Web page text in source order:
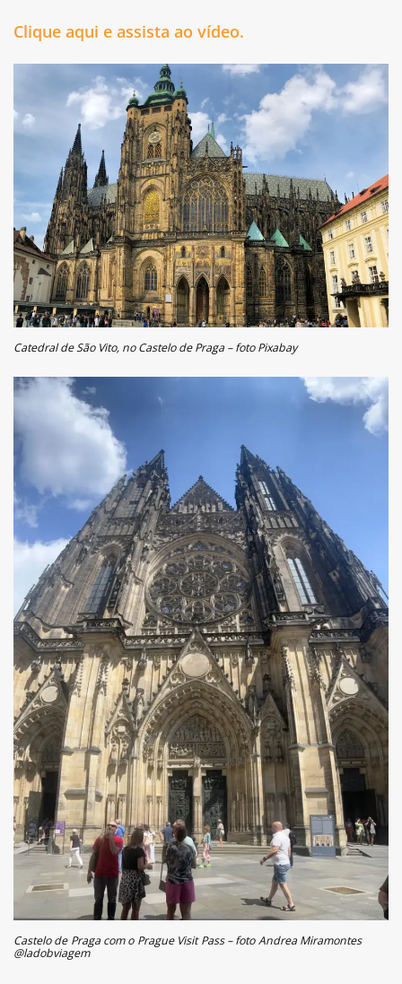
Clique aqui e assista ao vídeo.
Catedral de São Vito, no Castelo de Praga – foto Pixabay
Castelo de Praga com o Prague Visit Pass – foto Andrea Miramontes
@ladobviagem